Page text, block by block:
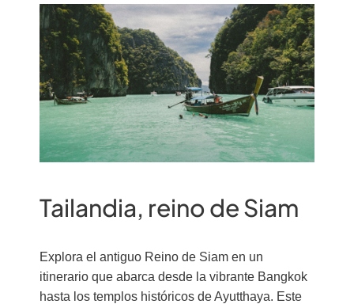
Tailandia, reino de Siam
Explora el antiguo Reino de Siam en un
itinerario que abarca desde la vibrante Bangkok
hasta los templos históricos de Ayutthaya. Este